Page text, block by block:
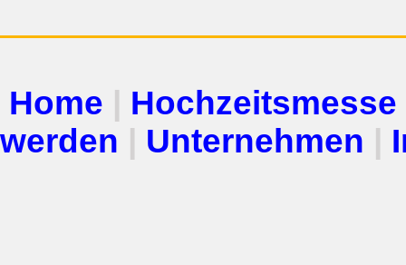
Home Hochzeitsmesse
werden
Unternehmen